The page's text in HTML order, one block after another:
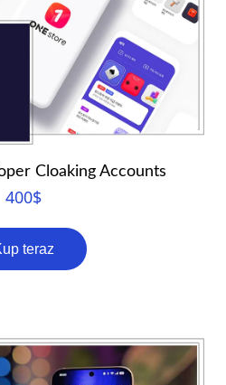
Cloaking Accounts
400$
teraz